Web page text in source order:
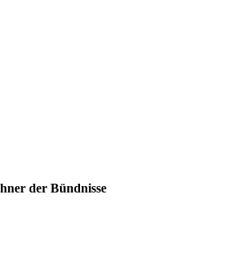
der Bündnisse